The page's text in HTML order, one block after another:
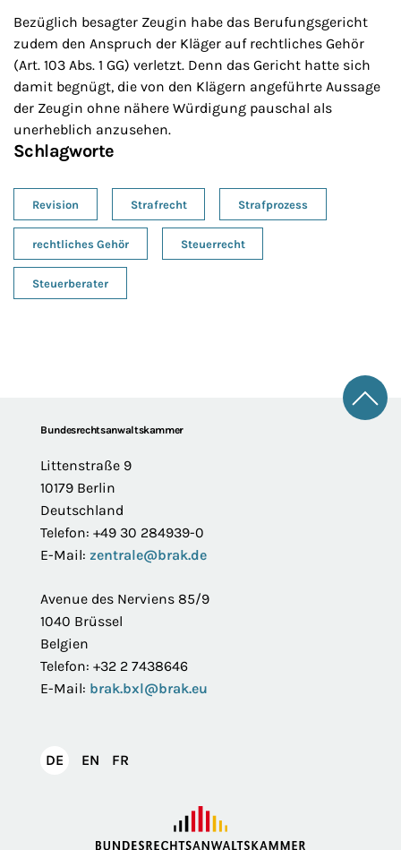
Bezüglich besagter Zeugin habe das Berufungsgericht
zudem den Anspruch der Kläger auf rechtliches Gehör
(Art. 103 Abs. 1 GG) verletzt. Denn das Gericht hatte sich
damit begnügt, die von den Klägern angeführte Aussage
der Zeugin ohne nähere Würdigung pauschal als
unerheblich anzusehen.
Schlagworte
Revision Strafrecht Strafprozess
rechtliches Gehör Steuerrecht
Steuerberater
FooterBundesrechtsanwaltskammer
Littenstraße 9
10179 Berlin
Deutschland
Telefon: +49 30 284939-0
E-Mail: zentrale@brak.de
Avenue des Nerviens 85/9
1040 Brüssel
Belgien
Telefon: +32 2 7438646
E-Mail: brak.bxl@brak.eu
DEDeutsch
EN English
FR